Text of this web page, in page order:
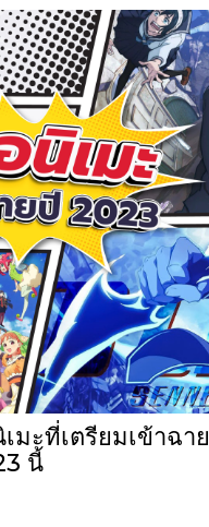
มะที่เตรียมเข้าฉาย
นี้